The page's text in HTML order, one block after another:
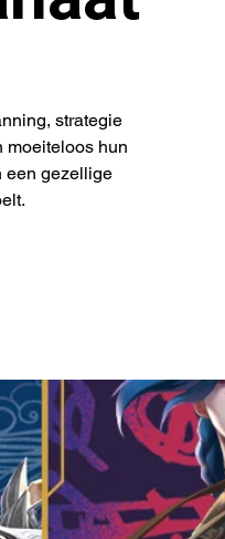
strategie
moeiteloos hun
een gezellige